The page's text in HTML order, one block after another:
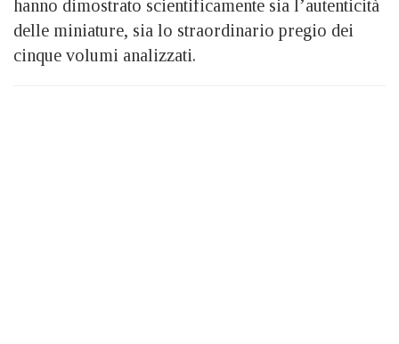
hanno dimostrato scientificamente sia l’autenticità
delle miniature, sia lo straordinario pregio dei
cinque volumi analizzati.